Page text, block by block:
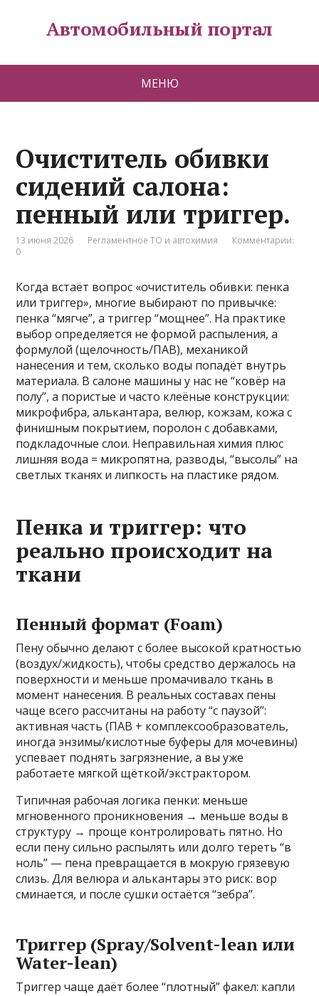
Автомобильный портал
МЕНЮ
Очиститель обивки
сидений салона:
пенный или триггер.
13 июня 2026 Регламентное ТО и автохимия
Комментарии:
0
Когда встаёт вопрос «очиститель обивки: пенка
или триггер», многие выбирают по привычке:
пенка “мягче”, а триггер “мощнее”. На практике
выбор определяется не формой распыления, а
формулой (щелочность/ПАВ), механикой
нанесения и тем, сколько воды попадёт внутрь
материала. В салоне машины у нас не “ковёр на
полу”, а пористые и часто клеёные конструкции:
микрофибра, алькантара, велюр, кожзам, кожа с
финишным покрытием, поролон с добавками,
подкладочные слои. Неправильная химия плюс
лишняя вода = микропятна, разводы, “высолы” на
светлых тканях и липкость на пластике рядом.
Пенка и триггер: что
реально происходит на
ткани
Пенный формат (Foam)
Пену обычно делают с более высокой кратностью
(воздух/жидкость), чтобы средство держалось на
поверхности и меньше промачивало ткань в
момент нанесения. В реальных составах пены
чаще всего рассчитаны на работу “с паузой”:
активная часть (ПАВ + комплексообразователь,
иногда энзимы/кислотные буферы для мочевины)
успевает поднять загрязнение, а вы уже
работаете мягкой щёткой/экстрактором.
Типичная рабочая логика пенки: меньше
мгновенного проникновения → меньше воды в
структуру → проще контролировать пятно. Но
если пену сильно распылять или долго тереть “в
ноль” — пена превращается в мокрую грязевую
слизь. Для велюра и алькантары это риск: вор
сминается, и после сушки остаётся “зебра”.
Триггер (Spray/Solvent-lean или
Water-lean)
Триггер чаще даёт более “плотный” факел: капли